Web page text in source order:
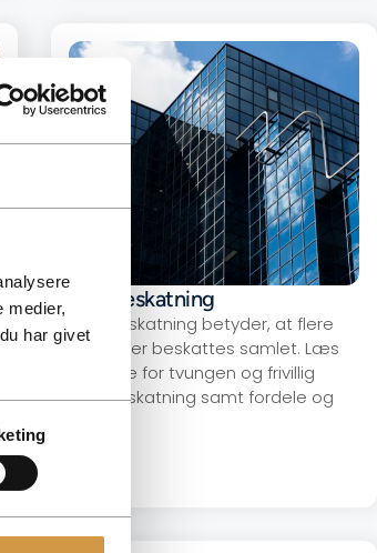
medier,
har givet
Sambeskatning
Sambeskatning betyder, at flere
selskaber beskattes samlet. Læs
reglerne for tvungen og frivillig
sambeskatning samt fordele og